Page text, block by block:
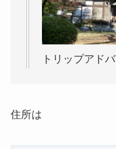
トリップアド
住所は